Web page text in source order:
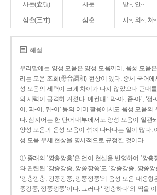
사돈(査頓) 사둔 밭~, 안~.
삼촌(三寸) 삼춘 시~, 외~, 처~.
해설
우리말에는 양성 모음은 양성 모음끼리, 음성 모음
리는 모음 조화(母音調和) 현상이 있다. 중세 국어
성 모음의 세력이 크게 차이가 나지 않았으나 근대
의 세력이 급격히 커졌다. 예컨대 ‘ 막-아, 좁-아’, ‘접
어, 괴-어, 쥐-어’ 등의 어미 활용에서도 음성 모음의
다. 심지어는 한 단어 내부에서도 양성 모음이 일관
양성 모음과 음성 모음이 섞여 나타나는 일이 많다.
성 모음 우세 현상을 명시적으로 규정한 것이다.
① 종래의 ‘깡총깡총’은 언어 현실을 반영하여 ‘깡충
와 관련된 ‘강중강중, 깡쭝깡쭝’도 ‘강종강종, 깡쫑
‘깡충깡충, 강중강중, 깡쭝깡쭝’의 음성 모음 대응형
중겅중, 껑쭝껑쭝’이다. 그러나 ‘ 껑충하다’와 짝을